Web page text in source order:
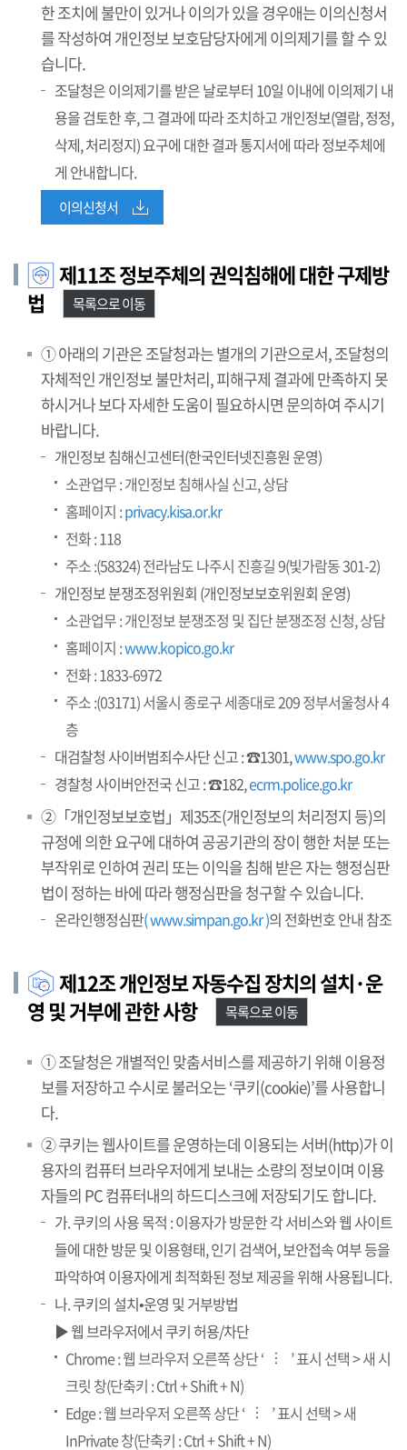
한 조치에 불만이 있거나 이의가 있을 경우애는 이의신청서
를 작성하여 개인정보 보호담당자에게 이의제기를 할 수 있
습니다.
조달청은 이의제기를 받은 날로부터 10일 이내에 이의제기 내
용을 검토한 후, 그 결과에 따라 조치하고 개인정보(열람, 정정,
삭제, 처리정지) 요구에 대한 결과 통지서에 따라 정보주체에
게 안내합니다.
이의신청서
제11조 정보주체의 권익침해에 대한 구제방
법
목록으로 이동
① 아래의 기관은 조달청과는 별개의 기관으로서, 조달청의
자체적인 개인정보 불만처리, 피해구제 결과에 만족하지 못
하시거나 보다 자세한 도움이 필요하시면 문의하여 주시기
바랍니다.
개인정보 침해신고센터(한국인터넷진흥원 운영)
소관업무 : 개인정보 침해사실 신고, 상담
홈페이지 :privacy.kisa.or.kr
전화 : 118
주소 :(58324) 전라남도 나주시 진흥길 9(빛가람동 301-2)
개인정보 분쟁조정위원회 (개인정보보호위원회 운영)
소관업무 : 개인정보 분쟁조정 및 집단 분쟁조정 신청, 상담
홈페이지 :www.kopico.go.kr
전화 : 1833-6972
주소 :(03171) 서울시 종로구 세종대로 209 정부서울청사 4
층
대검찰청 사이버범죄수사단 신고 : ☎1301,www.spo.go.kr
경찰청 사이버안전국 신고 : ☎182,ecrm.police.go.kr
②「개인정보보호법」제35조(개인정보의 처리정지 등)의
규정에 의한 요구에 대하여 공공기관의 장이 행한 처분 또는
부작위로 인하여 권리 또는 이익을 침해 받은 자는 행정심판
법이 정하는 바에 따라 행정심판을 청구할 수 있습니다.
온라인행정심판( www.simpan.go.kr )의 전화번호 안내 참조
제12조 개인정보 자동수집 장치의 설치·운
영 및 거부에 관한 사항
목록으로 이동
① 조달청은 개별적인 맞춤서비스를 제공하기 위해 이용정
보를 저장하고 수시로 불러오는 ‘쿠키(cookie)’를 사용합니
다.
② 쿠키는 웹사이트를 운영하는데 이용되는 서버(http)가 이
용자의 컴퓨터 브라우저에게 보내는 소량의 정보이며 이용
자들의 PC 컴퓨터내의 하드디스크에 저장되기도 합니다.
가. 쿠키의 사용 목적 : 이용자가 방문한 각 서비스와 웹 사이트
들에 대한 방문 및 이용형태, 인기 검색어, 보안접속 여부 등을
파악하여 이용자에게 최적화된 정보 제공을 위해 사용됩니다.
나. 쿠키의 설치•운영 및 거부방법
▶ 웹 브라우저에서 쿠키 허용/차단
Chrome : 웹 브라우저 오른쪽 상단 ‘
…
’ 표시 선택 > 새 시
크릿 창(단축키 : Ctrl + Shift + N)
Edge : 웹 브라우저 오른쪽 상단 ‘
…
’ 표시 선택 > 새
InPrivate 창(단축키 : Ctrl + Shift + N)